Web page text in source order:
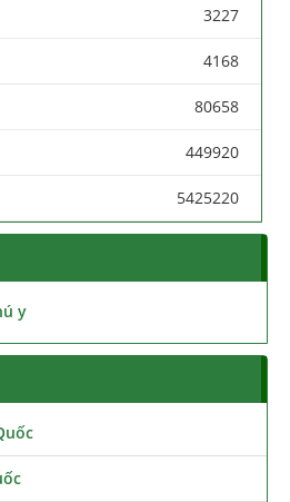
3227
4168
80658
449920
5425220
y